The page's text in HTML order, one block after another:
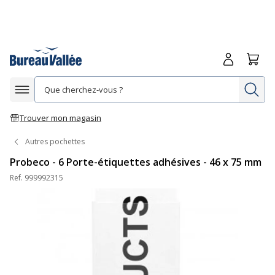
Afficher la navigation
Trouver mon magasin
Me
Autres pochettes
Probeco - 6 Porte-étiquettes adhésives - 46 x 75 mm
Ref. 999992315